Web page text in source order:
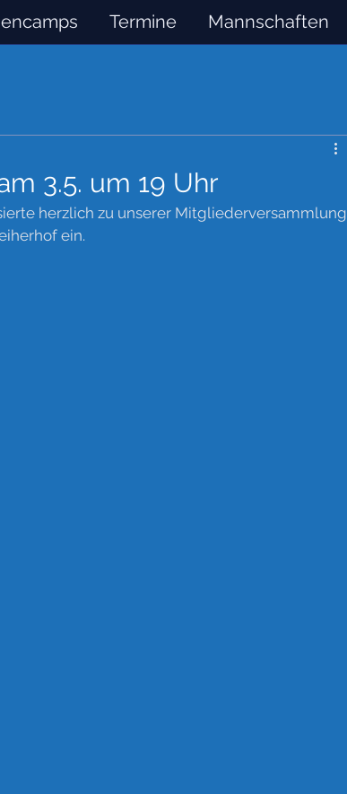
Termine Mannschaften
3.5. um 19 Uhr
herzlich zu unserer Mitgliederversammlung
ein.